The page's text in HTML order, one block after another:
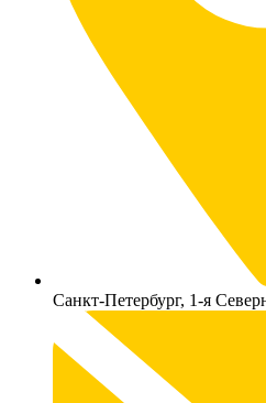
Санкт-Петербург, 1-я